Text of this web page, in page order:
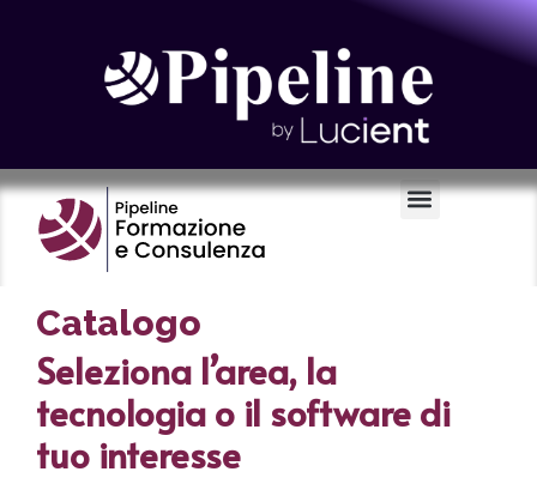
Catalogo
Seleziona l’area, la
tecnologia o il software di
tuo interesse